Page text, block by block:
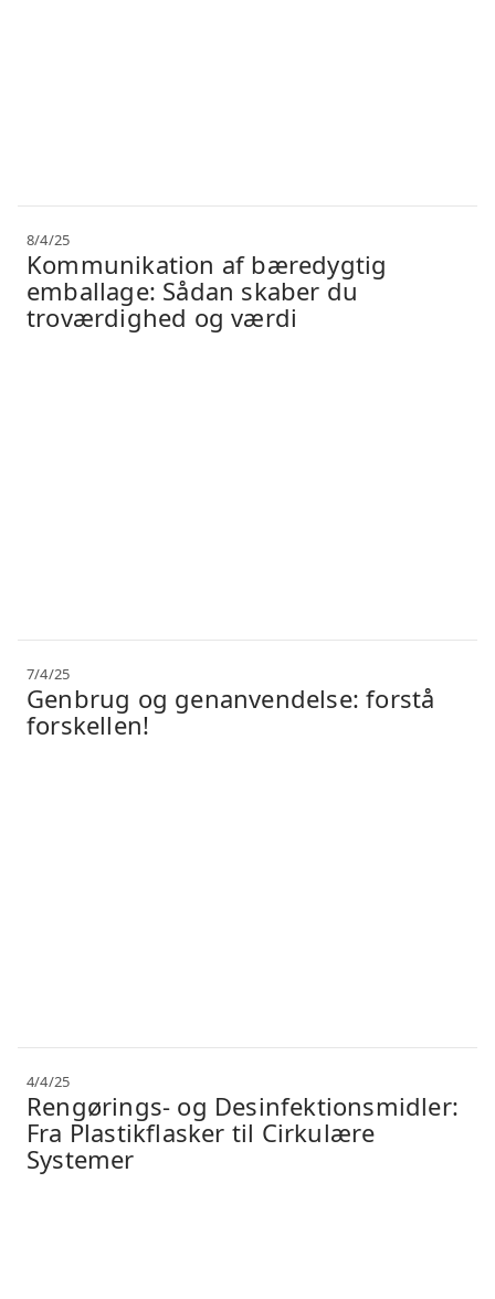
8/4/25
Kommunikation af bæredygtig
emballage: Sådan skaber du
troværdighed og værdi
7/4/25
Genbrug og genanvendelse: forstå
forskellen!
4/4/25
Rengørings- og Desinfektionsmidler:
Fra Plastikflasker til Cirkulære
Systemer